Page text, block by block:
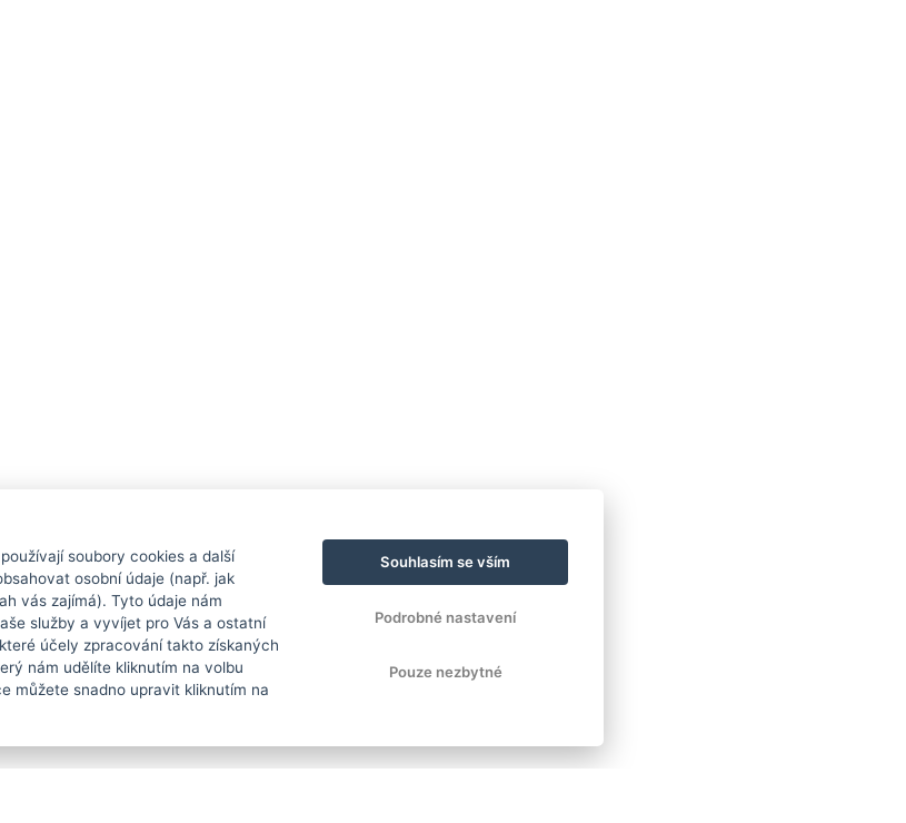
soubory cookies a další
osobní údaje (např. jak
vás zajímá). Tyto údaje nám
služby a vyvíjet pro Vás a ostatní
účely zpracování takto získaných
nám udělíte kliknutím na volbu
můžete snadno upravit kliknutím na
Souhlasím se vším
Podrobné nastavení
Pouze nezbytné